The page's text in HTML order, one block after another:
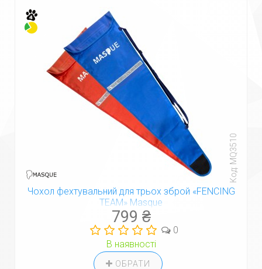
Код: MQ3510
Чохол фехтувальний для трьох зброй «FENCING
TEAM» Masque
799 ₴
0
В наявності
ОБРАТИ